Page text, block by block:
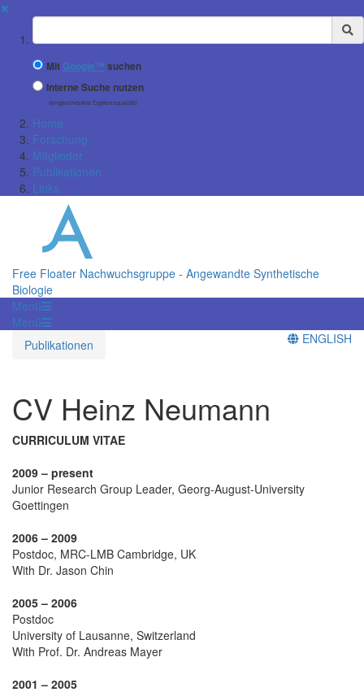
✖
Suchbegriff
Mit Google™ suchen
Interne Suche nutzen
(eingeschränkte Ergebnisqualität)
Home
Forschung
Mitglieder
Publikationen
Links
Free Floater Nachwuchsgruppe - Angewandte Synthetische
Biologie
Menü
Menü
Publikationen
ENGLISH
CV Heinz Neumann
CURRICULUM VITAE
2009 – present
Junior Research Group Leader, Georg-August-University
Goettingen
2006 – 2009
Postdoc, MRC-LMB Cambridge, UK
With Dr. Jason Chin
2005 – 2006
Postdoc
University of Lausanne, Switzerland
With Prof. Dr. Andreas Mayer
2001 – 2005